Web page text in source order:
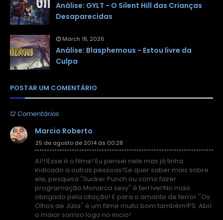
Análise: GYLT - O Silent Hill das Crianças
Desaparecidas
March 18, 2026
Análise: Blasphemous - Estou livre da
Culpa
POSTAR UM COMENTÁRIO
12 Comentários
Marcio Roberto
25 de agosto de 2014 às 00:28
Aí!!!Esse é o filme! Eu pensei nele mas já tinha
indicado a outras pessoas!Se quer saber mais sobre
ele, pesquisa ''Sucker Punch ou como fazer
programação Monarca sexy'' é terrível!No mais
obrigado pela citação! E para o amante de terror ''Os
Olhos de Júlia'' é um filme muito bom também!PS: Abri
o maior sorriso logo no inicio!